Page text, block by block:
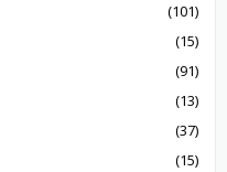
(101)
(15)
(91)
(13)
(37)
(15)